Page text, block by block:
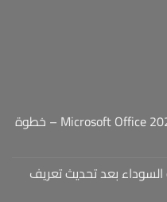
دليل تثبيت وتفعيل Microsoft Office 2024 LTSC – خطوة
بعد تحديث تعريف